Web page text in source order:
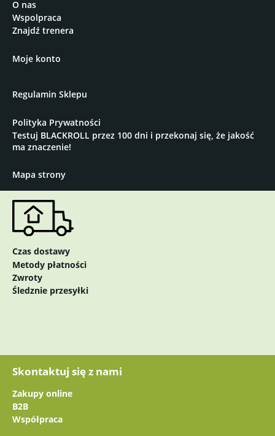
O nas
Wspolpraca
Znajdź trenera
Moje konto
Regulamin Sklepu
Polityka Prywatności
Testuj BLACKROLL przez 100 dni i przekonaj się, że jakość
ma znaczenie!
Mapa strony
Czas dostawy
Metody płatności
Zwroty
Śledznie przesyłki
Skontaktuj się z nami
Zakupy online
B2B
Współpraca